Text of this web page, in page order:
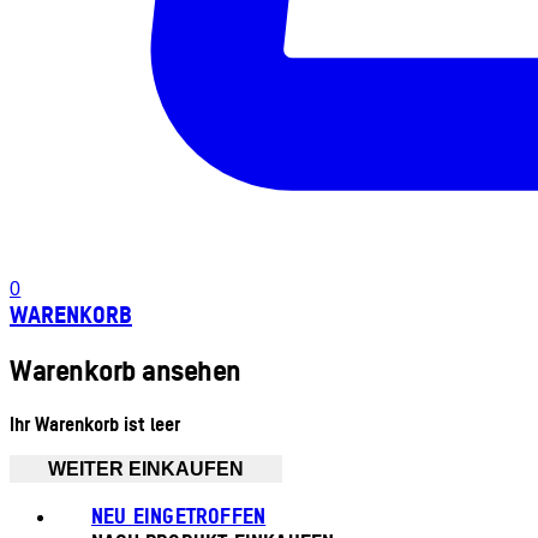
0
WARENKORB
Warenkorb ansehen
Ihr Warenkorb ist leer
WEITER EINKAUFEN
NEU EINGETROFFEN